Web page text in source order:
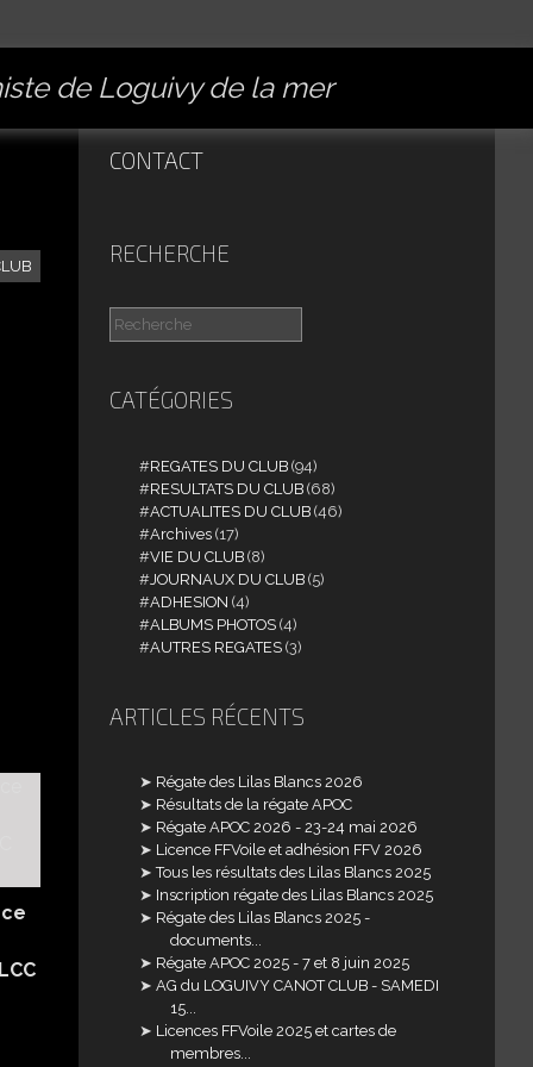
de Loguivy de la mer
CONTACT
RECHERCHE
CATÉGORIES
REGATES DU CLUB (94)
RESULTATS DU CLUB (68)
ACTUALITES DU CLUB (46)
Archives (17)
VIE DU CLUB (8)
JOURNAUX DU CLUB (5)
ADHESION (4)
ALBUMS PHOTOS (4)
AUTRES REGATES (3)
ARTICLES RÉCENTS
Régate des Lilas Blancs 2026
Résultats de la régate APOC
Régate APOC 2026 - 23-24 mai 2026
Licence FFVoile et adhésion FFV 2026
Tous les résultats des Lilas Blancs 2025
Inscription régate des Lilas Blancs 2025
Régate des Lilas Blancs 2025 -
documents...
Régate APOC 2025 - 7 et 8 juin 2025
AG du LOGUIVY CANOT CLUB - SAMEDI
15...
Licences FFVoile 2025 et cartes de
membres...